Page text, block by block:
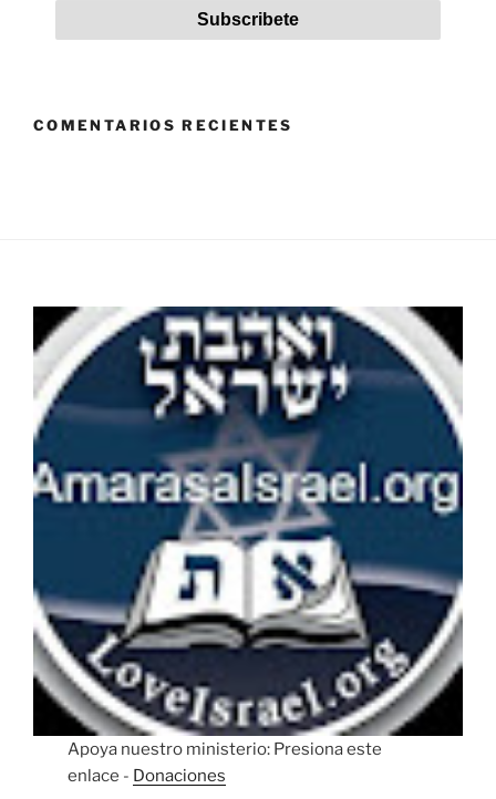
COMENTARIOS RECIENTES
Apoya nuestro ministerio: Presiona este
enlace - Donaciones